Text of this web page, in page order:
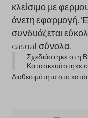
κλείσιμο με
άνετη εφαρμογή.
συνδυάζεται
casual σύνολα.
Σχεδιάστηκε στη
Κατασκευάστηκε
Διαθεσιμότητα στο